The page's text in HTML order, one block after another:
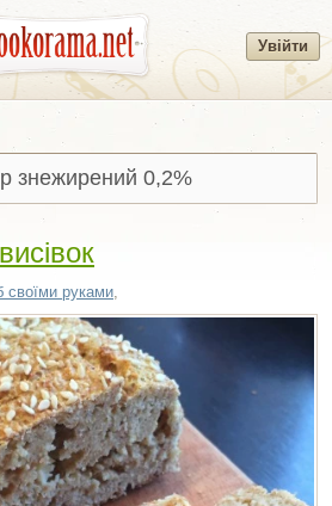
Увійти
своїми руками,